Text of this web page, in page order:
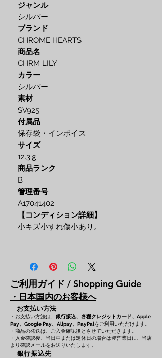
ジャンル
シルバー
ブランド
CHROME HEARTS
商品名
CHRM LILY
カラー
シルバー
素材
SV925
付属品
保存袋・インボイス
サイズ
12.3ｇ
商品ランク
B
管理番号
A17041402
【コンディション詳細】
小キズ小すれ傷小あり。
ご利用ガイド / Shopping Guide
・日本国内のお客様へ
お支払い方法
・お支払い方法は、 銀行振込、各種クレジットカード、 Apple
Pay、Google Pay、Alipay、PayPalをご利用いただけます。
・商品の発送は、ご入金確認後とさせていただきます。
・入金確認後、当日中または定休日の場合は翌営業日に、当店
より確認メールをお送りいたします。
銀行振込先